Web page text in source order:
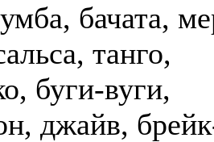
бачата,
танго,
буги-вуги,
джайв,